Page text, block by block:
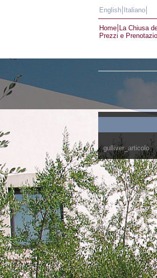
English Italiano
Home La Chiusa
Prezzi e
gulliver_articolo